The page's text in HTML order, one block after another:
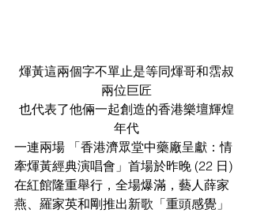
煇黃這兩個字不單止是等同煇哥和霑叔
兩位巨匠
也代表了他倆一起創造的香港樂壇輝煌
年代
一連兩場 「香港濟眾堂中藥廠呈獻：情
牽煇黃經典演唱會」首場於昨晚 (22 日)
在紅館隆重舉行，全場爆滿，藝人薛家
燕、羅家英和剛推出新歌「重頭感覺」